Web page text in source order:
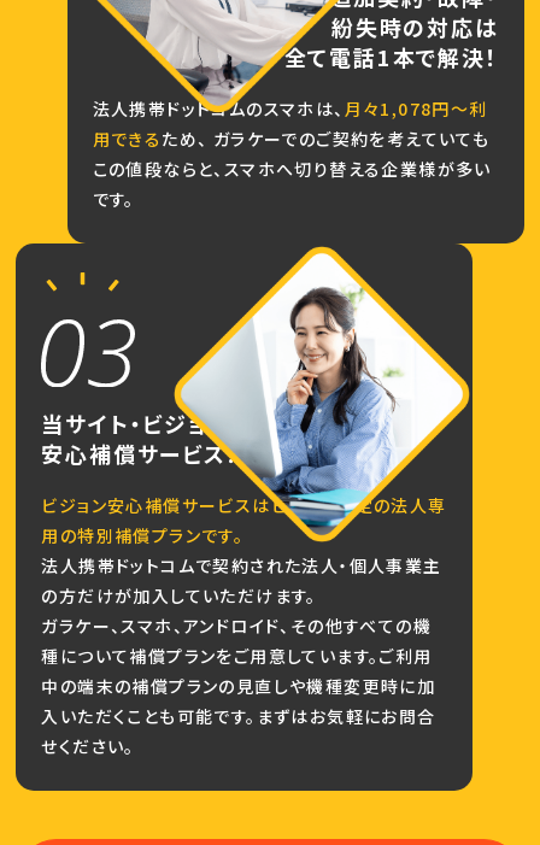
紛失時の対応は
全て電話1本で解決！
法人携帯ドットコムのスマホは、 月々1,078円～利
用できる ため、 ガラケーでのご契約を考えていても
この値段ならと、スマホへ切り替える企業様が多い
です。
当サイト・ビジョン限定の
安心補償サービス！
ビジョン安心補償サービスはビジョン限定の法人専
用の特別補償プランです。
法人携帯ドットコムで契約された法人・個人事業主
の方だけが加入していただけます。
ガラケー、スマホ、アンドロイド、その他すべての機
種について補償プランをご用意しています。ご利用
中の端末の補償プランの見直しや機種変更時に加
入いただくことも可能です。まずはお気軽にお問合
せください。